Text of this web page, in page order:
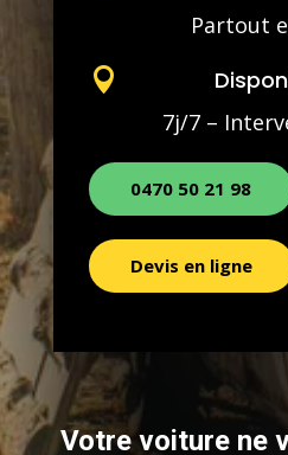
Partout

7j/7 –
0470 50 21 98
Devis en ligne
Votre voiture ne